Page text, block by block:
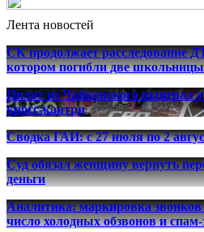
Лента новостей
СК продолжает расследование
котором погибли две школьницы
Пилот из Чайковского выиграл
кросс-кантри
Сводка ГАИ: с 27 июля по 2
Суд обязал женщину вернуть
деньги
Аналитика: маркировка звонков
число холодных обзвонов и